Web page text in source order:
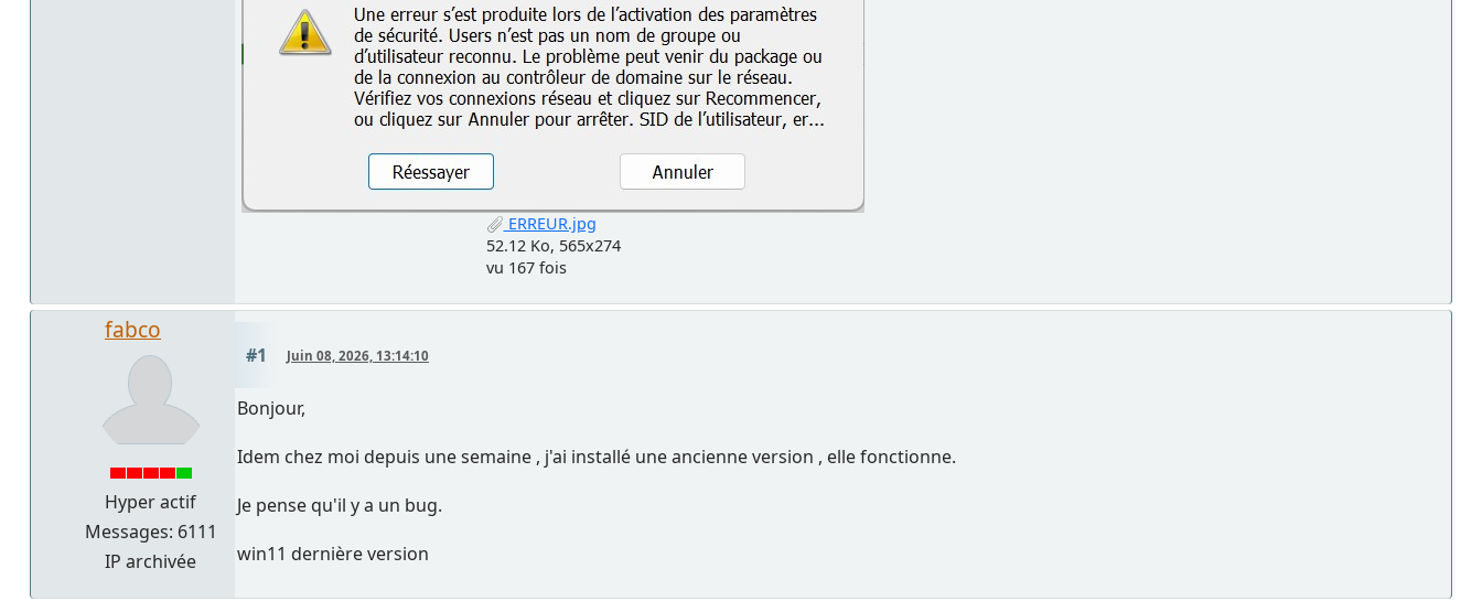
ERREUR.jpg
52.12 Ko, 565x274
vu 167 fois
fabco
Hyper actif
Messages: 6111
IP archivée
#1 Juin 08, 2026, 13:14:10
Bonjour,
Idem chez moi depuis une semaine , j'ai installé une ancienne version , elle fonctionne.
Je pense qu'il y a un bug.
win11 dernière version